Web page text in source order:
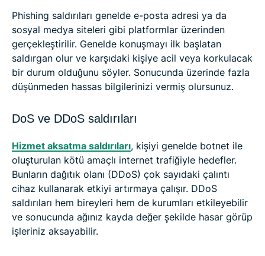
Phishing saldırıları genelde e-posta adresi ya da
sosyal medya siteleri gibi platformlar üzerinden
gerçekleştirilir. Genelde konuşmayı ilk başlatan
saldırgan olur ve karşıdaki kişiye acil veya korkulacak
bir durum olduğunu söyler. Sonucunda üzerinde fazla
düşünmeden hassas bilgilerinizi vermiş olursunuz.
DoS ve DDoS saldırıları
Hizmet aksatma saldırıları, kişiyi genelde botnet ile
oluşturulan kötü amaçlı internet trafiğiyle hedefler.
Bunların dağıtık olanı (DDoS) çok sayıdaki çalıntı
cihaz kullanarak etkiyi artırmaya çalışır. DDoS
saldırıları hem bireyleri hem de kurumları etkileyebilir
ve sonucunda ağınız kayda değer şekilde hasar görüp
işleriniz aksayabilir.